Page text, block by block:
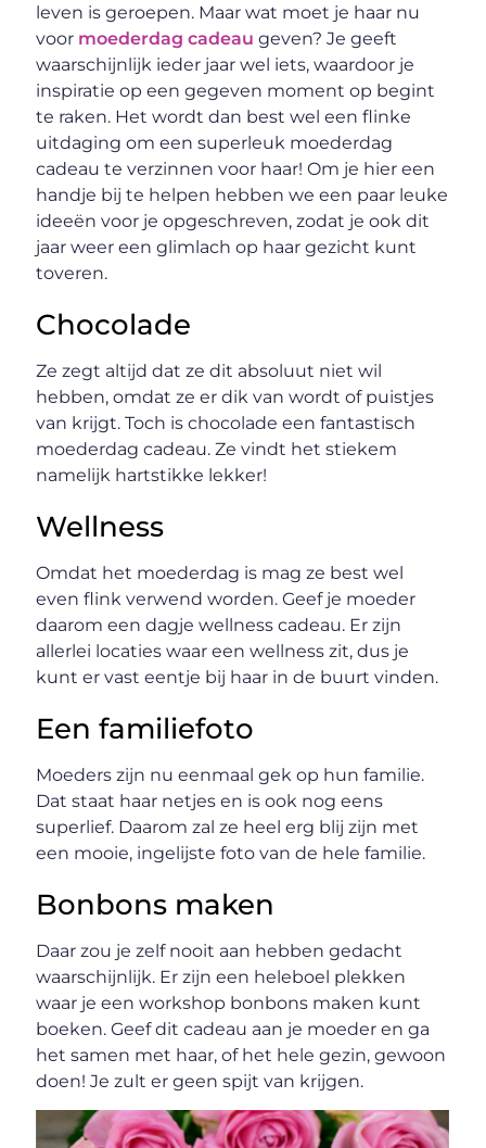
leven is geroepen. Maar wat moet je haar nu
voor moederdag cadeau geven? Je geeft
waarschijnlijk ieder jaar wel iets, waardoor je
inspiratie op een gegeven moment op begint
te raken. Het wordt dan best wel een flinke
uitdaging om een superleuk moederdag
cadeau te verzinnen voor haar! Om je hier een
handje bij te helpen hebben we een paar leuke
ideeën voor je opgeschreven, zodat je ook dit
jaar weer een glimlach op haar gezicht kunt
toveren.
Chocolade
Ze zegt altijd dat ze dit absoluut niet wil
hebben, omdat ze er dik van wordt of puistjes
van krijgt. Toch is chocolade een fantastisch
moederdag cadeau. Ze vindt het stiekem
namelijk hartstikke lekker!
Wellness
Omdat het moederdag is mag ze best wel
even flink verwend worden. Geef je moeder
daarom een dagje wellness cadeau. Er zijn
allerlei locaties waar een wellness zit, dus je
kunt er vast eentje bij haar in de buurt vinden.
Een familiefoto
Moeders zijn nu eenmaal gek op hun familie.
Dat staat haar netjes en is ook nog eens
superlief. Daarom zal ze heel erg blij zijn met
een mooie, ingelijste foto van de hele familie.
Bonbons maken
Daar zou je zelf nooit aan hebben gedacht
waarschijnlijk. Er zijn een heleboel plekken
waar je een workshop bonbons maken kunt
boeken. Geef dit cadeau aan je moeder en ga
het samen met haar, of het hele gezin, gewoon
doen! Je zult er geen spijt van krijgen.